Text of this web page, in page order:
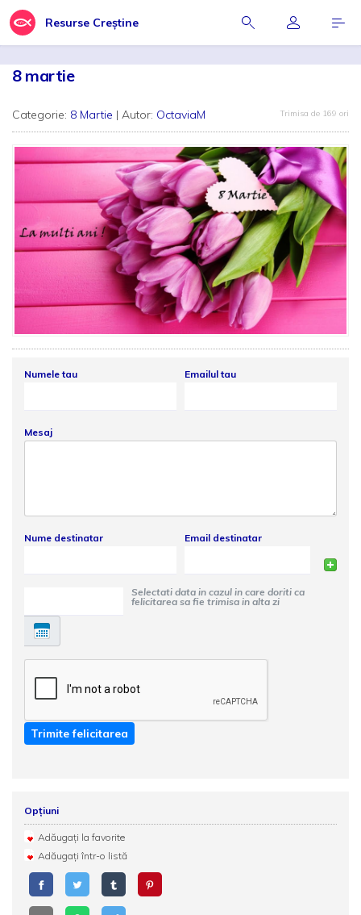
Resurse Creștine
8 martie
Categorie: 8 Martie | Autor: OctaviaM Trimisa de 169 ori
Numele tau Emailul tau
Mesaj
Nume destinatar Email destinatar
Selectati data in cazul in care doriti ca
felicitarea sa fie trimisa in alta zi
Trimite felicitarea
Opțiuni
Adăugați la favorite
Adăugați într-o listă